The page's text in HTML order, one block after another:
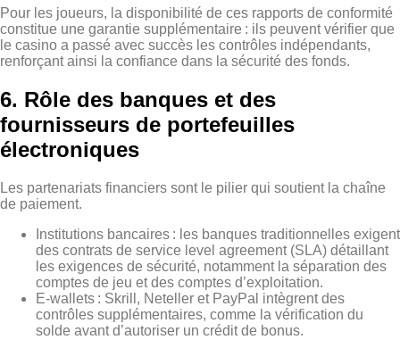
Pour les joueurs, la disponibilité de ces rapports de conformité
constitue une garantie supplémentaire : ils peuvent vérifier que
le casino a passé avec succès les contrôles indépendants,
renforçant ainsi la confiance dans la sécurité des fonds.
6. Rôle des banques et des
fournisseurs de portefeuilles
électroniques
Les partenariats financiers sont le pilier qui soutient la chaîne
de paiement.
Institutions bancaires : les banques traditionnelles exigent
des contrats de service level agreement (SLA) détaillant
les exigences de sécurité, notamment la séparation des
comptes de jeu et des comptes d’exploitation.
E‑wallets : Skrill, Neteller et PayPal intègrent des
contrôles supplémentaires, comme la vérification du
solde avant d’autoriser un crédit de bonus.